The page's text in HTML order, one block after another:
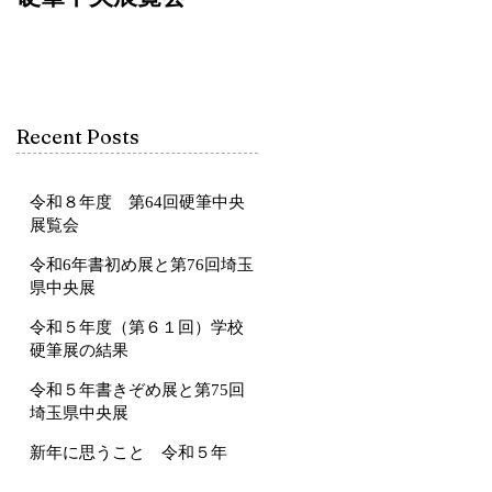
Recent Posts
令和８年度 第64回硬筆中央
展覧会
令和6年書初め展と第76回埼玉
県中央展
令和５年度（第６１回）学校
硬筆展の結果
令和５年書きぞめ展と第75回
埼玉県中央展
新年に思うこと 令和５年